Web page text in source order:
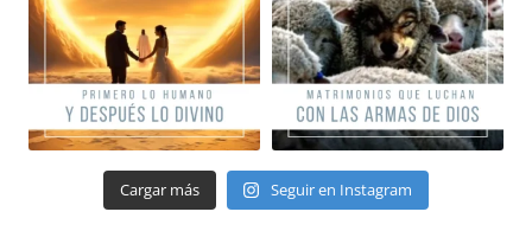
Cargar más Seguir en Instagram